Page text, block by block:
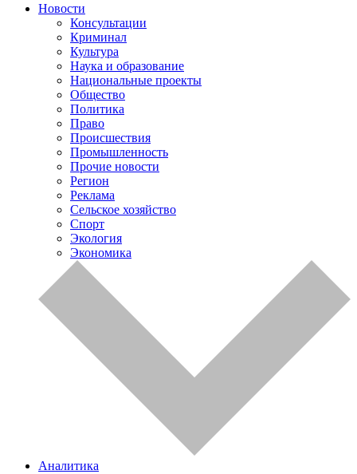
Новости
Консультации
Криминал
Культура
Наука и образование
Национальные проекты
Общество
Политика
Право
Происшествия
Промышленность
Прочие новости
Регион
Реклама
Сельское хозяйство
Спорт
Экология
Экономика
Аналитика